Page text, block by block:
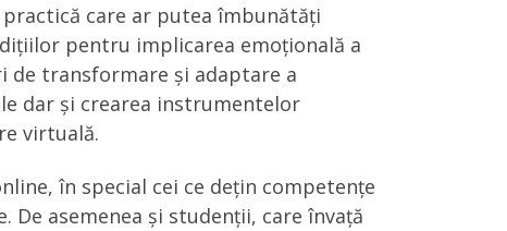
care ar putea îmbunătăți
pentru implicarea emoțională a
de transformare și adaptare a
dar și crearea instrumentelor
virtuală.
în special cei ce dețin competențe
asemenea și studenții, care învață